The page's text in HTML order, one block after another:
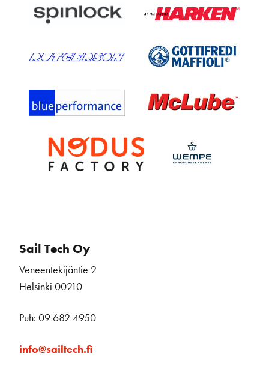
Sail Tech Oy
Veneentekijäntie 2
Helsinki 00210
Puh: 09 682 4950
info@sailtech.fi